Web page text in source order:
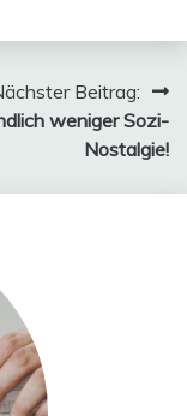
Beitrag:
weniger Sozi-
Nostalgie!